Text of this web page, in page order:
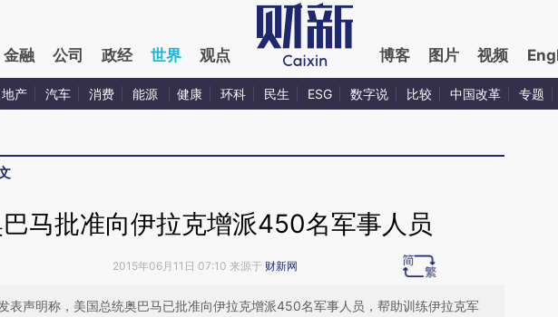
金融 公司 政经 世界 观点 博客 图片 视频
地产 汽车 消费 能源 健康 环科 民生 ESG 数字说 比较 中国改革 专题
马批准向伊拉克增派450名军事人员
2015年06月11日 07:10 来源于 财新网
表声明称，美国总统奥巴马已批准向伊拉克增派450名军事人员，帮助训练伊拉克军